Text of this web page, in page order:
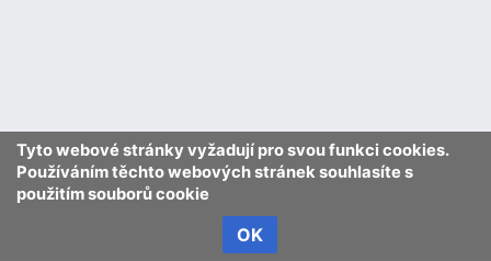
Tyto webové stránky vyžadují pro svou funkci cookies.
Používáním těchto webových stránek souhlasíte s
použitím souborů cookie
OK